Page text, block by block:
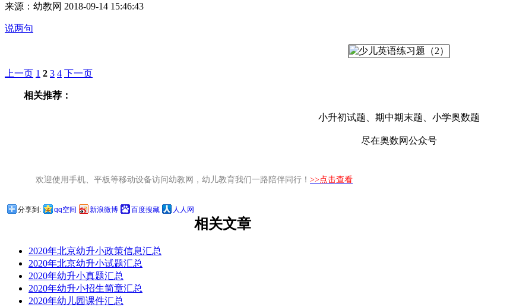
来源：幼教网 2018-09-14 15:46:43
说两句
上一页 1 2 3 4 下一页
相关推荐：
小升初试题、期中期末题、小学奥数题
尽在奥数网公众号
欢迎使用手机、平板等移动设备访问幼教网，幼儿教育我们一路陪伴同行！ >>点击查看
分享到: qq空间 新浪微博 百度搜藏 人人网
相关文章
2020年北京幼升小政策信息汇总
2020年北京幼升小试题汇总
2020年幼升小真题汇总
2020年幼升小招生简章汇总
2020年幼儿园课件汇总